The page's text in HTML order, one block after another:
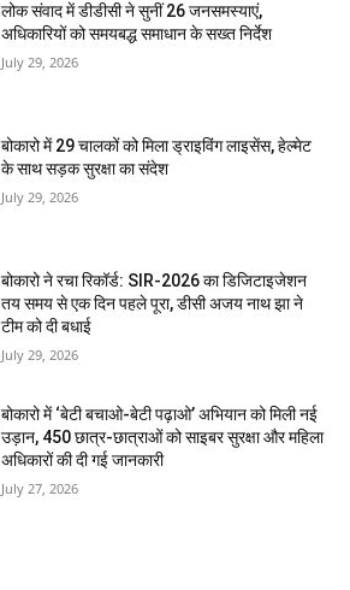
लोक संवाद में डीडीसी ने सुनीं 26 जनसमस्याएं,
अधिकारियों को समयबद्ध समाधान के सख्त निर्देश
July 29, 2026
बोकारो में 29 चालकों को मिला ड्राइविंग लाइसेंस, हेल्मेट
के साथ सड़क सुरक्षा का संदेश
July 29, 2026
बोकारो ने रचा रिकॉर्ड: SIR-2026 का डिजिटाइजेशन
तय समय से एक दिन पहले पूरा, डीसी अजय नाथ झा ने
टीम को दी बधाई
July 29, 2026
बोकारो में ‘बेटी बचाओ-बेटी पढ़ाओ’ अभियान को मिली नई
उड़ान, 450 छात्र-छात्राओं को साइबर सुरक्षा और महिला
अधिकारों की दी गई जानकारी
July 27, 2026